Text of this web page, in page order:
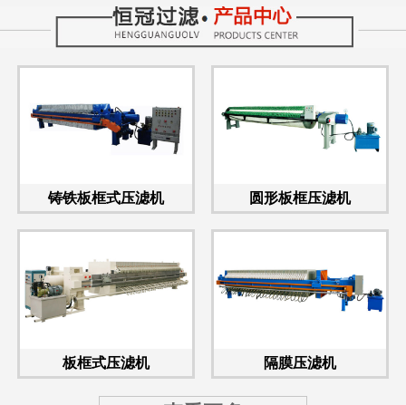
铸铁板框式压滤机 圆形板框压滤机
板框式压滤机 隔膜压滤机